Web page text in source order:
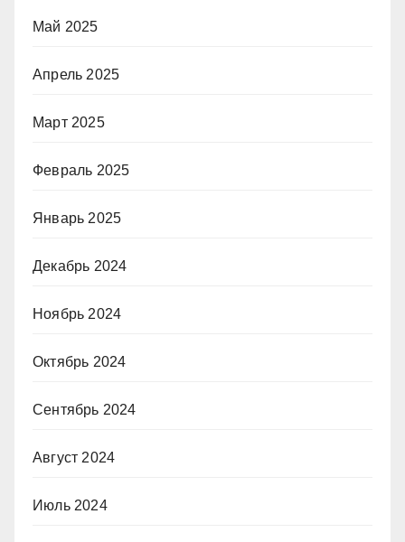
Май 2025
Апрель 2025
Март 2025
Февраль 2025
Январь 2025
Декабрь 2024
Ноябрь 2024
Октябрь 2024
Сентябрь 2024
Август 2024
Июль 2024